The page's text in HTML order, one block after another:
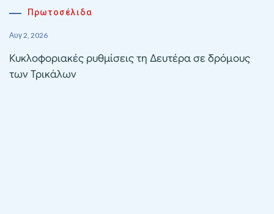
Πρωτοσέλιδα
Αυγ 2, 2026
Κυκλοφοριακές ρυθμίσεις τη Δευτέρα σε δρόμους
των Τρικάλων